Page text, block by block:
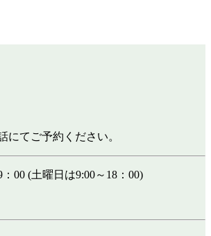
てご予約ください。
00 (土曜日は9:00～18：00)